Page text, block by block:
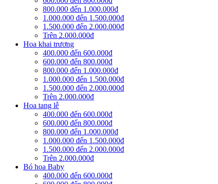
800.000 đến 1.000.000đ
1.000.000 đến 1.500.000đ
1.500.000 đến 2.000.000đ
Trên 2.000.000đ
Hoa khai trương
400.000 đến 600.000đ
600.000 đến 800.000đ
800.000 đến 1.000.000đ
1.000.000 đến 1.500.000đ
1.500.000 đến 2.000.000đ
Trên 2.000.000đ
Hoa tang lễ
400.000 đến 600.000đ
600.000 đến 800.000đ
800.000 đến 1.000.000đ
1.000.000 đến 1.500.000đ
1.500.000 đến 2.000.000đ
Trên 2.000.000đ
Bó hoa Baby
400.000 đến 600.000đ